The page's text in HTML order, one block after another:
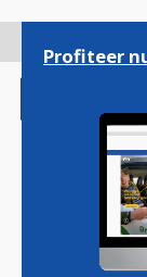
gaan
Magazine
Profiteer